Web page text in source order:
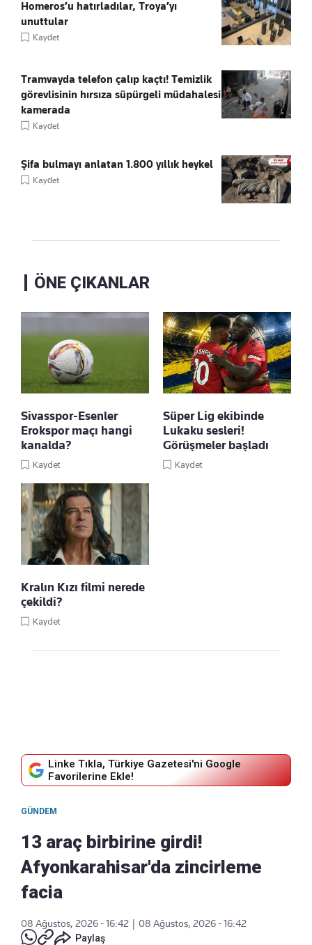
Homeros’u hatırladılar, Troya’yı
unuttular
Kaydet
Tramvayda telefon çalıp kaçtı! Temizlik
görevlisinin hırsıza süpürgeli müdahalesi
kamerada
Kaydet
Şifa bulmayı anlatan 1.800 yıllık heykel
Kaydet
ÖNE ÇIKANLAR
Sivasspor-Esenler
Erokspor maçı hangi
kanalda?
Kaydet
Süper Lig ekibinde
Lukaku sesleri!
Görüşmeler başladı
Kaydet
Kralın Kızı filmi nerede
çekildi?
Kaydet
Linke Tıkla, Türkiye Gazetesi'ni Google
Favorilerine Ekle!
GÜNDEM
13 araç birbirine girdi!
Afyonkarahisar'da zincirleme
facia
08 Ağustos, 2026 - 16:42
08 Ağustos, 2026 - 16:42
Paylaş